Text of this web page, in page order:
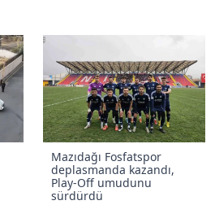
Mazıdağı Fosfatspor
deplasmanda kazandı,
Play-Off umudunu
sürdürdü